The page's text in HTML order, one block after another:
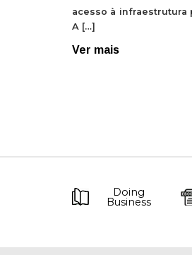
acesso à infraestrutura
A […]
Ver mais
Doing
Business